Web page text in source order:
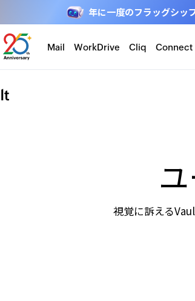
年に一度のフラッグシ
Mail WorkDrive Cliq Connect
視覚に訴える